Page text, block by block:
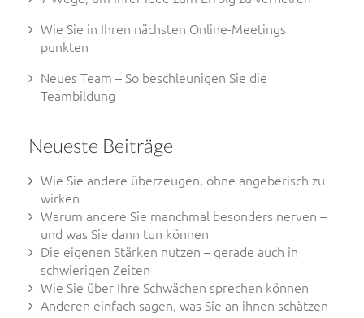
Wie Sie in Ihren nächsten Online-Meetings
punkten
Neues Team – So beschleunigen Sie die
Teambildung
Neueste Beiträge
Wie Sie andere überzeugen, ohne angeberisch zu
wirken
Warum andere Sie manchmal besonders nerven –
und was Sie dann tun können
Die eigenen Stärken nutzen – gerade auch in
schwierigen Zeiten
Wie Sie über Ihre Schwächen sprechen können
Anderen einfach sagen, was Sie an ihnen schätzen